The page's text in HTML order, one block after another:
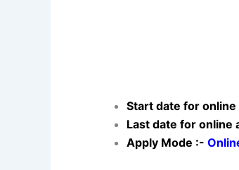
Start date for online
Last date for online
Apply Mode :-